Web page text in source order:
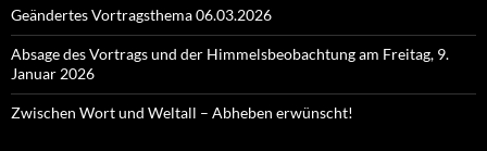
Geändertes Vortragsthema 06.03.2026
Absage des Vortrags und der Himmelsbeobachtung am Freitag, 9.
Januar 2026
Zwischen Wort und Weltall – Abheben erwünscht!